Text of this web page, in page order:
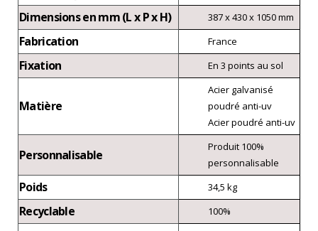
Dimensions en mm (L x P x H) 387 x 430 x 1050 mm
Fabrication France
Fixation En 3 points au sol
Matière
Acier galvanisé
poudré anti-uv
Acier poudré anti-uv
Personnalisable
Produit 100%
personnalisable
Poids 34,5 kg
Recyclable 100%